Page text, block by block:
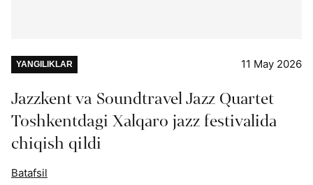
YANGILIKLAR 11 May 2026
Jazzkent va Soundtravel Jazz Quartet
Toshkentdagi Xalqaro jazz festivalida
chiqish qildi
Batafsil